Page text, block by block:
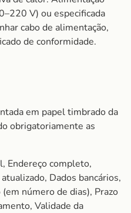
V) ou especificada
cabo de alimentação,
de conformidade.
em papel timbrado da
obrigatoriamente as
Endereço completo,
Dados bancários,
número de dias), Prazo
Validade da